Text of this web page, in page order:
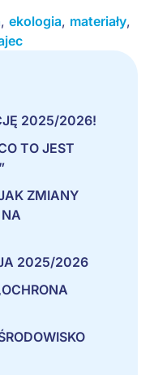
, ekologia, materiały,
2025/2026!
TO JEST
ZMIANY
2025/2026